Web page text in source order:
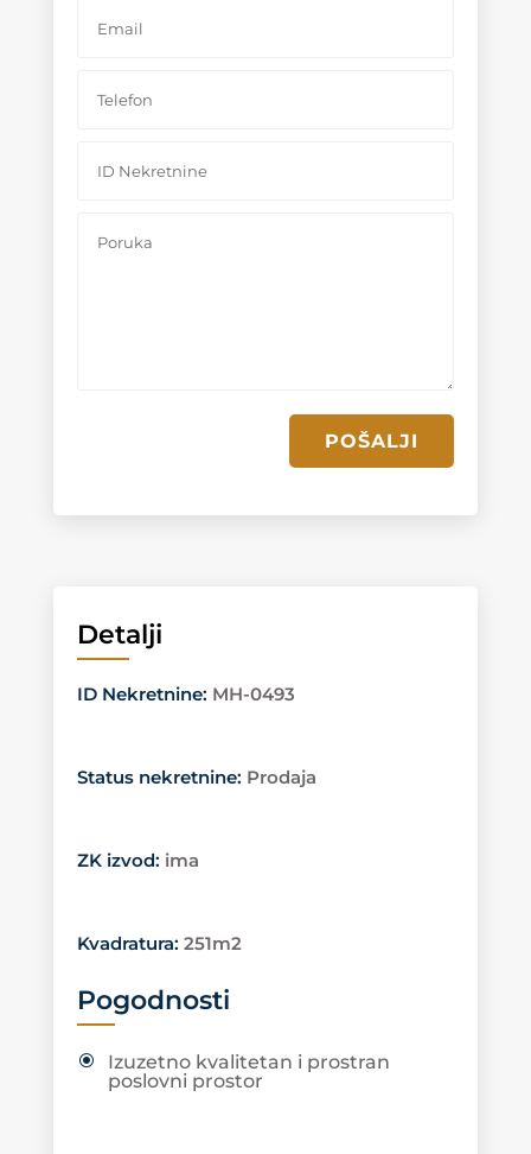
POŠALJI
Detalji
ID Nekretnine: MH-0493
Status nekretnine: Prodaja
ZK izvod: ima
Kvadratura: 251m2
Pogodnosti
Izuzetno kvalitetan i prostran
poslovni prostor